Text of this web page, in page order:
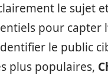
le sujet
pour capter
le public
plus populaires,